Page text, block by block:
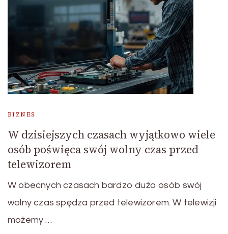
BIZNES
W dzisiejszych czasach wyjątkowo wiele
osób poświęca swój wolny czas przed
telewizorem
W obecnych czasach bardzo dużo osób swój
wolny czas spędza przed telewizorem. W telewizji
możemy …